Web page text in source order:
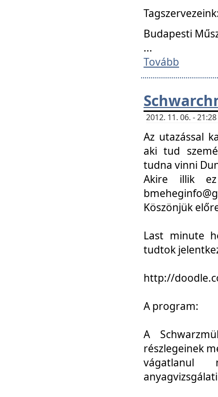
Budapesti
...
Tovább
2012. 11. 06. -
Az utazással
aki tud
tudna vinni
Akire illik
Köszönjük
Last minute
tudtok
http://
A program:
A
részlegeinek
vágatlanul